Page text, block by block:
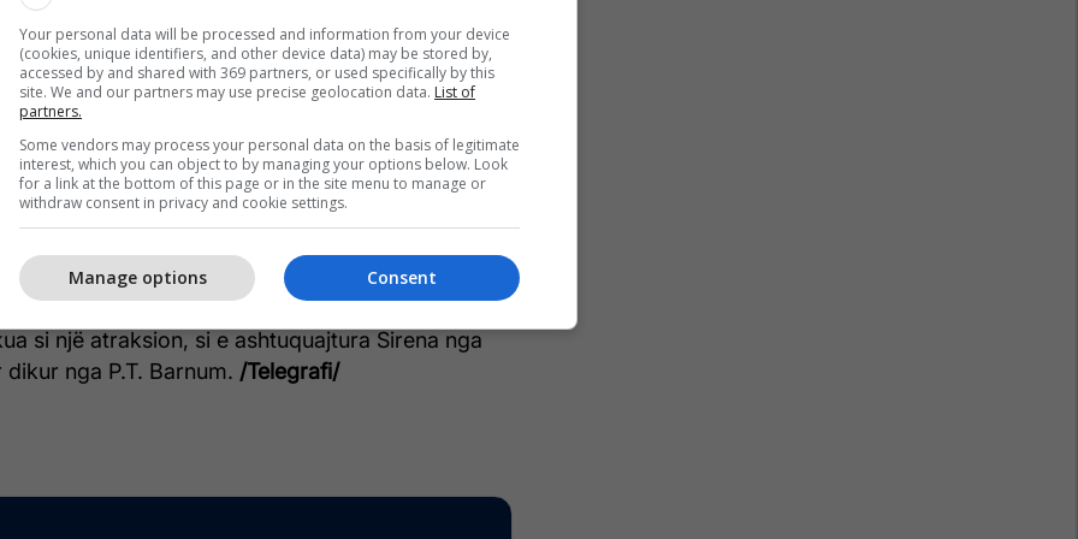
se çfarë ka aty – dhe e hapa. Brenda saj
të vjetra që ishin përdorur si mbushje, të cilat
shtoi ajo.
ishte gjëja e parë që pashë dhe fillimisht
një copë taksidermie e tmerrshme. Kur nxora
ai ishte aty me gjithë lavdinë e tij”, deklaroi
se artefakti është ndoshta një "gaf" - një
si një atraksion, si e ashtuquajtura Sirena nga
nga P.T. Barnum. /Telegrafi/
Your personal data will be processed and information from your device
(cookies, unique identifiers, and other device data) may be stored by,
accessed by and shared with 369 partners, or used specifically by this
site. We and our partners may use precise geolocation data. List of
partners.
Some vendors may process your personal data on the basis of legitimate
interest, which you can object to by managing your options below. Look
for a link at the bottom of this page or in the site menu to manage or
withdraw consent in privacy and cookie settings.
Consent
Manage options